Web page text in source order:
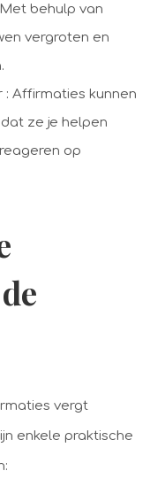
behulp van
vergroten en
Affirmaties kunnen
ze je helpen
op
vergt
enkele praktische